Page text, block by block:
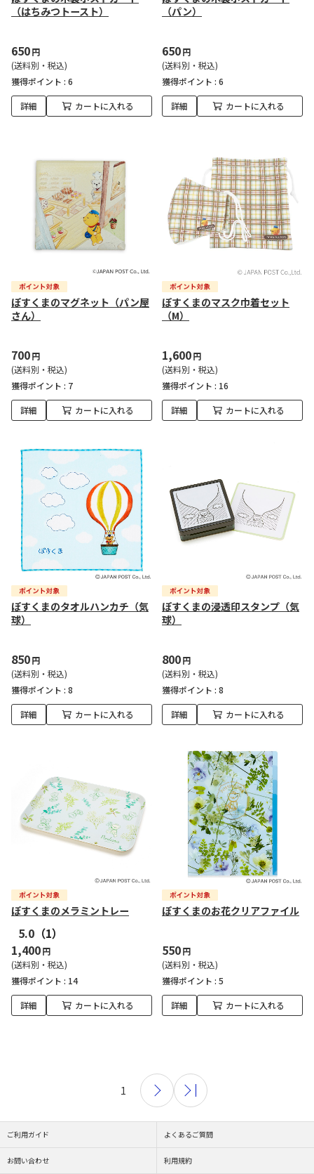
（はちみつトースト）
650円
(送料別・税込)
獲得ポイント : 6
詳細 カートに入れる
（パン）
650円
(送料別・税込)
獲得ポイント : 6
詳細 カートに入れる
ぽすくまのマグネット（パン屋
さん）
700円
(送料別・税込)
獲得ポイント : 7
詳細 カートに入れる
ぽすくまのマスク巾着セット
（M）
1,600円
(送料別・税込)
獲得ポイント : 16
詳細 カートに入れる
ぽすくまのタオルハンカチ（気
球）
850円
(送料別・税込)
獲得ポイント : 8
詳細 カートに入れる
ぽすくまの浸透印スタンプ（気
球）
800円
(送料別・税込)
獲得ポイント : 8
詳細 カートに入れる
ぽすくまのメラミントレー
5.0 （1）
1,400円
(送料別・税込)
獲得ポイント : 14
詳細 カートに入れる
ぽすくまのお花クリアファイル
550円
(送料別・税込)
獲得ポイント : 5
詳細 カートに入れる
1
ご利用ガイド よくあるご質問
お問い合わせ 利用規約